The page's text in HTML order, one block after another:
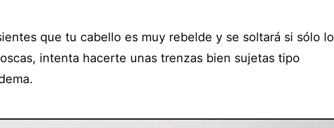
que tu cabello es muy rebelde y se soltará si sólo lo
intenta hacerte unas trenzas bien sujetas tipo